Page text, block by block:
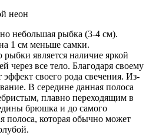
неон
небольшая рыбка (3-4 см).
1 см меньше самки.
является наличие яркой
через все тело. Благодаря своему
эффект своего рода свечения. Из-
В середине данная полоса
плавно переходящим в
брюшка и до самого
полоса, которая обычно может